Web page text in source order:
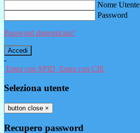
Nome Utente
Password
Password dimenticata?
-
Entra con SPID Entra con CIE
Seleziona utente
button close ×
Recupero password